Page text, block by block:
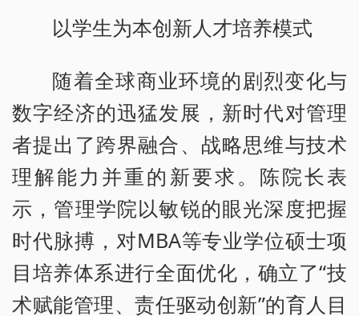
以学生为本创新人才培养模式
随着全球商业环境的剧烈变化与
数字经济的迅猛发展，新时代对管理
者提出了跨界融合、战略思维与技术
理解能力并重的新要求。陈院长表
示，管理学院以敏锐的眼光深度把握
时代脉搏，对MBA等专业学位硕士项
目培养体系进行全面优化，确立了“技
术赋能管理、责任驱动创新”的育人目